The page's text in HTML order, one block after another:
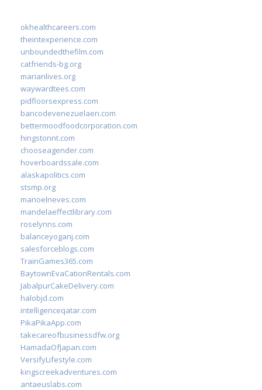
okhealthcareers.com
theintexperience.com
unboundedthefilm.com
catfriends-bg.org
marianlives.org
waywardtees.com
pidfloorsexpress.com
bancodevenezuelaen.com
bettermoodfoodcorporation.com
hingstonnt.com
chooseagender.com
hoverboardssale.com
alaskapolitics.com
stsmp.org
manoelneves.com
mandelaeffectlibrary.com
roselynns.com
balanceyoganj.com
salesforceblogs.com
TrainGames365.com
BaytownEvaCationRentals.com
JabalpurCakeDelivery.com
halobjd.com
intelligenceqatar.com
PikaPikaApp.com
takecareofbusinessdfw.org
HamadaOfJapan.com
VersifyLifestyle.com
kingscreekadventures.com
antaeuslabs.com